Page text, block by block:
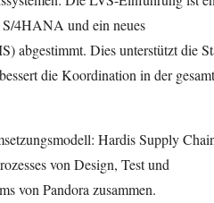
4HANA und ein neues
abgestimmt. Dies unterstützt die
die Koordination in der
Hardis Supply
von Design, Test und
von Pandora zusammen.